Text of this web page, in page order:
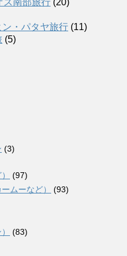
ス南部旅行 (20)
・パタヤ旅行 (11)
(5)
(3)
(97)
ムーなど）
(93)
(83)